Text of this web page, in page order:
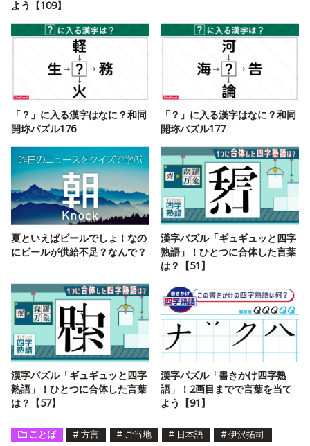
よう【109】
「？」に入る漢字はなに？和同
開珎パズル176
「？」に入る漢字はなに？和同
開珎パズル177
夏といえばビールでしょ！なの
にビールが供給不足？なんで？
漢字パズル「ギュギュッと四字
熟語」！ひとつに合体した言葉
は？【51】
漢字パズル「ギュギュッと四字
熟語」！ひとつに合体した言葉
は？【57】
漢字パズル「書きかけ四字熟
語」！2画目までで言葉を当て
よう【91】
ことば # 方言 # ご当地 # 日本語 # 伊沢拓司